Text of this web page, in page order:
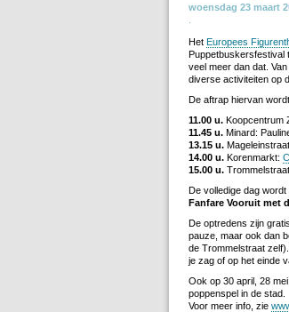
woensdag 23 maart
Het Europees
Puppetbuskersfestival
veel meer dan dat.
diverse activiteiten op
De aftrap hiervan
11.00 u. Koopcentrum
11.45 u. Minard:
13.15 u.
14.00 u. Korenmarkt:
15.00 u.
De volledige dag wordt
Fanfare Vooruit met
De optredens zijn
pauze, maar ook dan
de Trommelstraat
je zag of op het einde
Ook op 30 april, 28
poppenspel in de stad.
Voor meer info, zie